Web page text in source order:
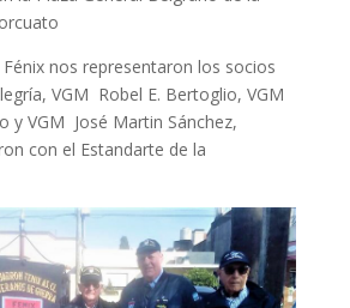
nos representaron los socios
VGM Robel E. Bertoglio, VGM
y VGM José Martin Sánchez,
con el Estandarte de la